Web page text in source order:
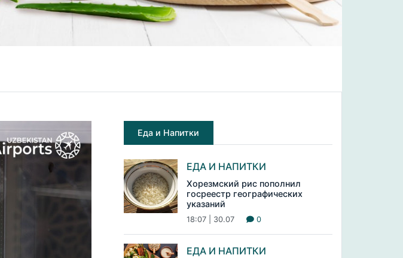
Еда и Напитки
ЕДА И НАПИТКИ
Хорезмский рис пополнил
госреестр географических
указаний
18:07 | 30.07 0
ЕДА И НАПИТКИ